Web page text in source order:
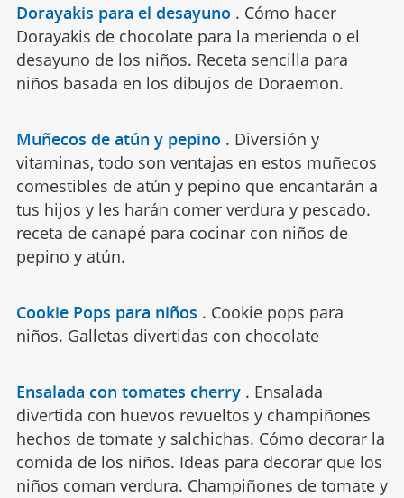
Dorayakis para el desayuno . Cómo hacer
Dorayakis de chocolate para la merienda o el
desayuno de los niños. Receta sencilla para
niños basada en los dibujos de Doraemon.
Muñecos de atún y pepino . Diversión y
vitaminas, todo son ventajas en estos muñecos
comestibles de atún y pepino que encantarán a
tus hijos y les harán comer verdura y pescado.
receta de canapé para cocinar con niños de
pepino y atún.
Cookie Pops para niños . Cookie pops para
niños. Galletas divertidas con chocolate
Ensalada con tomates cherry . Ensalada
divertida con huevos revueltos y champiñones
hechos de tomate y salchichas. Cómo decorar la
comida de los niños. Ideas para decorar que los
niños coman verdura. Champiñones de tomate y